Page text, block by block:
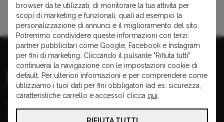
Ram 1500
Partita IVA: 00970910196
browser da te utilizzati, di monitorare la tua attività per
scopi di marketing e funzionali, quali ad esempio la
personalizzazione di annunci e il miglioramento del sito.
Potremmo condividere queste informazioni con terzi:
partner pubblicitari come Google, Facebook e Instagram
per fini di marketing. Cliccando il pulsante "Rifiuta tutti"
continuerai la navigazione con le impostazioni cookie di
default. Per ulteriori informazioni e per comprendere come
utilizziamo i tuoi dati per fini obbligatori (ad es. sicurezza,
caratteristiche carrello e accesso) clicca qui
RIFIUTA TUTTI